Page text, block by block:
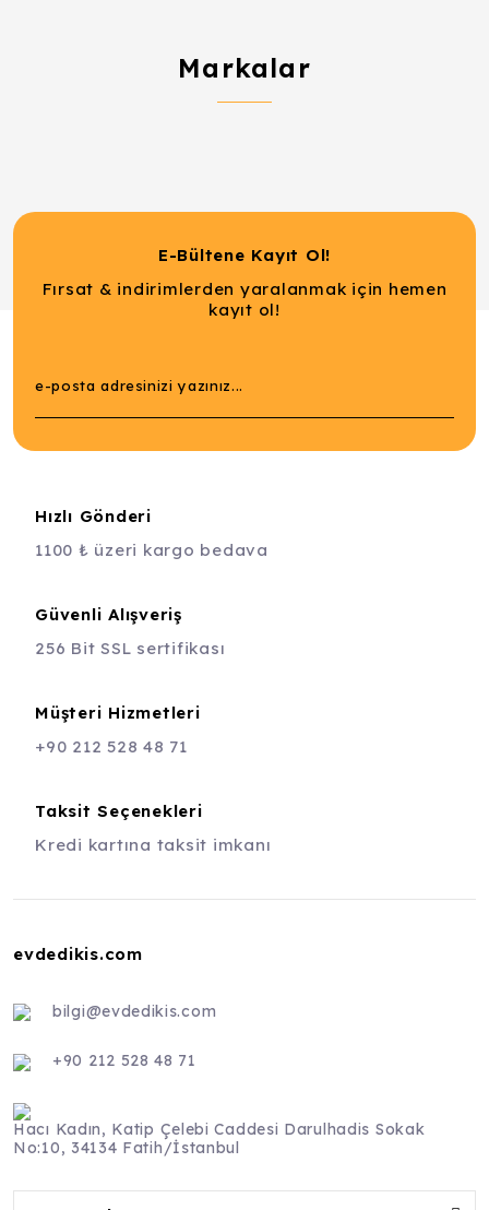
Markalar
E-Bültene Kayıt Ol!
Fırsat & indirimlerden yaralanmak için hemen
kayıt ol!
Hızlı Gönderi
1100 ₺ üzeri kargo bedava
Güvenli Alışveriş
256 Bit SSL sertifikası
Müşteri Hizmetleri
+90 212 528 48 71
Taksit Seçenekleri
Kredi kartına taksit imkanı
evdedikis.com
bilgi@evdedikis.com
+90 212 528 48 71
Hacı Kadın, Katip Çelebi Caddesi Darulhadis Sokak
No:10, 34134 Fatih/İstanbul